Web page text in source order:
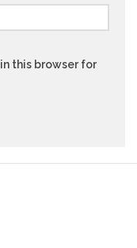
this browser for